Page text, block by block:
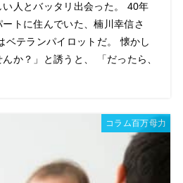
人とバッタリ出会った。 40年
トに住んでいた、楠川幸信さ
ベテランパイロットだ。 懐かし
か？」と誘うと、 「だったら、
コラム百万母力